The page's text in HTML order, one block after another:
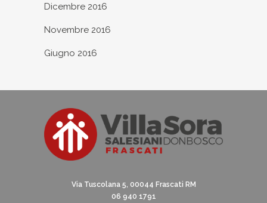
Dicembre 2016
Novembre 2016
Giugno 2016
Via Tuscolana 5, 00044 Frascati RM
06 940 1791